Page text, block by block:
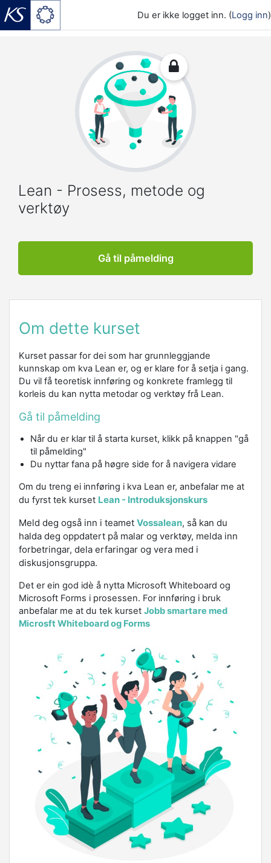
Du er ikke logget inn. (Logg inn)
Lean - Prosess, metode og
verktøy
Gå til påmelding
Om dette kurset
Kurset passar for dei som har grunnleggjande
kunnskap om kva Lean er, og er klare for å setja i gang.
Du vil få teoretisk innføring og konkrete framlegg til
korleis du kan nytta metodar og verktøy frå Lean.
Gå til påmelding
Når du er klar til å starta kurset, klikk på knappen "gå
til påmelding"
Du nyttar fana på høgre side for å navigera vidare
Om du treng ei innføring i kva Lean er, anbefalar me at
du fyrst tek kurset Lean - Introduksjonskurs
Meld deg også inn i teamet Vossalean, så kan du
halda deg oppdatert på malar og verktøy, melda inn
forbetringar, dela erfaringar og vera med i
diskusjonsgruppa.
Det er ein god idè å nytta Microsoft Whiteboard og
Microsoft Forms i prosessen. For innføring i bruk
anbefalar me at du tek kurset Jobb smartare med
Microsft Whiteboard og Forms